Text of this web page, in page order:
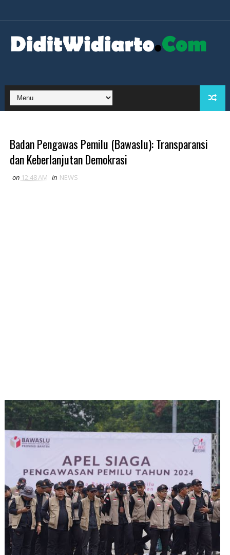
Badan Pengawas Pemilu (Bawaslu): Transparansi
dan Keberlanjutan Demokrasi
on 12:48 AM in NEWS